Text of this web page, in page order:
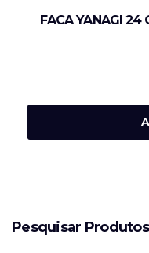
FACA YANAGI 24
Pesquisar Produtos